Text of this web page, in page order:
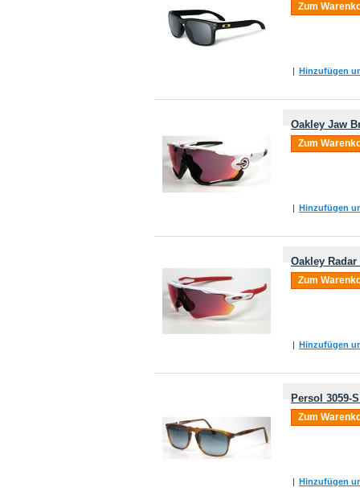
Zum
| Hinzufügen
Oakley Jaw
Zum
| Hinzufügen
Oakley
Zum
| Hinzufügen
Persol 3059-
Zum
| Hinzufügen